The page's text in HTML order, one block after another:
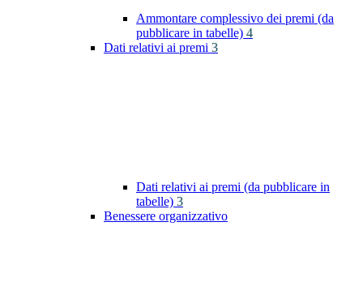
Ammontare complessivo dei premi (da
pubblicare in tabelle) 4
Dati relativi ai premi 3
Dati relativi ai premi (da pubblicare in
tabelle) 3
Benessere organizzativo